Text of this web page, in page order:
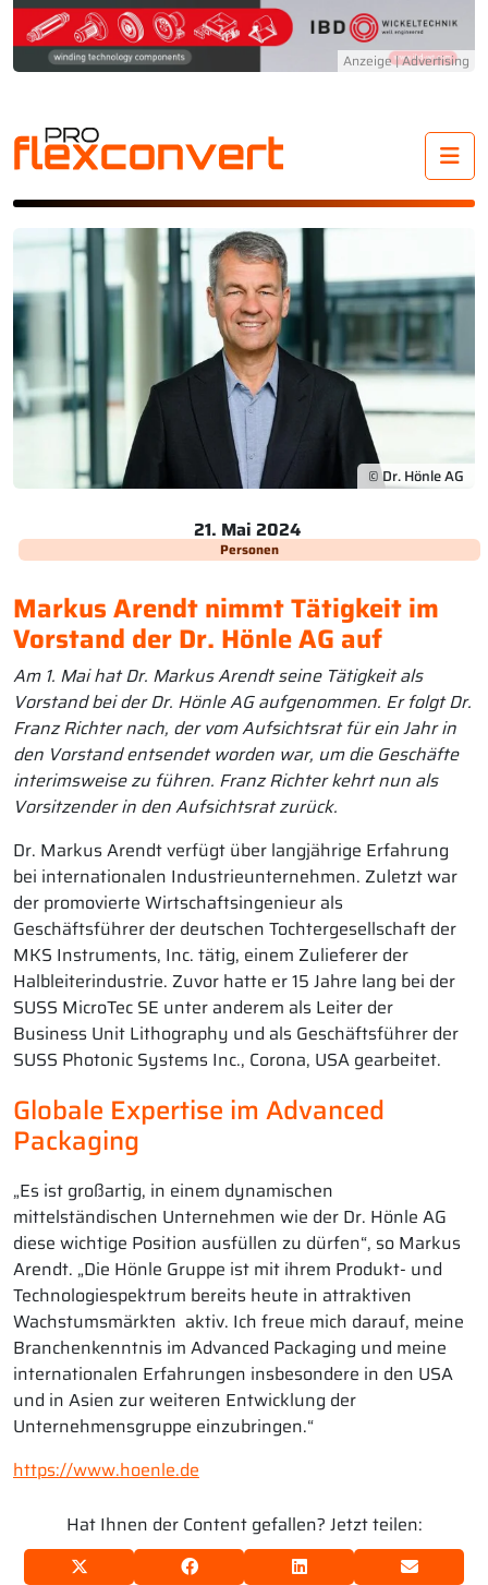
© Dr. Hönle AG
21. Mai 2024
Personen
Markus Arendt nimmt Tätigkeit im
Vorstand der Dr. Hönle AG auf
Am 1. Mai hat Dr. Markus Arendt seine Tätigkeit als
Vorstand bei der Dr. Hönle AG aufgenommen. Er folgt Dr.
Franz Richter nach, der vom Aufsichtsrat für ein Jahr in
den Vorstand entsendet worden war, um die Geschäfte
interimsweise zu führen. Franz Richter kehrt nun als
Vorsitzender in den Aufsichtsrat zurück.
Dr. Markus Arendt verfügt über langjährige Erfahrung
bei internationalen Industrieunternehmen. Zuletzt war
der promovierte Wirtschaftsingenieur als
Geschäftsführer der deutschen Tochtergesellschaft der
MKS Instruments, Inc. tätig, einem Zulieferer der
Halbleiterindustrie. Zuvor hatte er 15 Jahre lang bei der
SUSS MicroTec SE unter anderem als Leiter der
Business Unit Lithography und als Geschäftsführer der
SUSS Photonic Systems Inc., Corona, USA gearbeitet.
Globale Expertise im Advanced
Packaging
„Es ist großartig, in einem dynamischen
mittelständischen Unternehmen wie der Dr. Hönle AG
diese wichtige Position ausfüllen zu dürfen“, so Markus
Arendt. „Die Hönle Gruppe ist mit ihrem Produkt- und
Technologiespektrum bereits heute in attraktiven
Wachstumsmärkten aktiv. Ich freue mich darauf, meine
Branchenkenntnis im Advanced Packaging und meine
internationalen Erfahrungen insbesondere in den USA
und in Asien zur weiteren Entwicklung der
Unternehmensgruppe einzubringen.“
https://www.hoenle.de
Hat Ihnen der Content gefallen? Jetzt teilen: